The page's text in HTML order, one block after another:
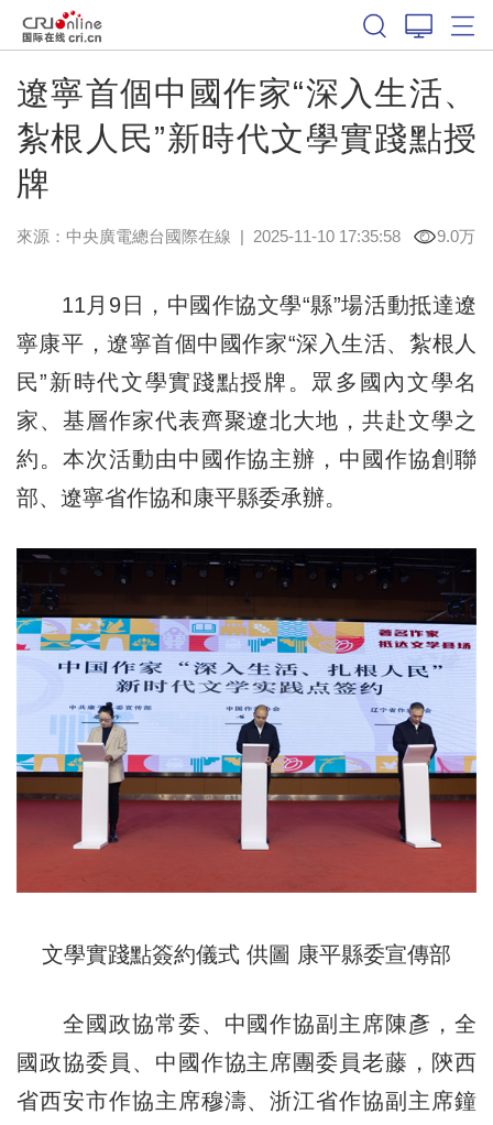
遼寧首個中國作家“深入生活、
紮根人民”新時代文學實踐點授
牌
來源：中央廣電總台國際在線 | 2025-11-10 17:35:58 9.0万
11月9日，中國作協文學“縣”場活動抵達遼
寧康平，遼寧首個中國作家“深入生活、紮根人
民”新時代文學實踐點授牌。眾多國內文學名
家、基層作家代表齊聚遼北大地，共赴文學之
約。本次活動由中國作協主辦，中國作協創聯
部、遼寧省作協和康平縣委承辦。
文學實踐點簽約儀式 供圖 康平縣委宣傳部
全國政協常委、中國作協副主席陳彥，全
國政協委員、中國作協主席團委員老藤，陝西
省西安市作協主席穆濤、浙江省作協副主席鐘